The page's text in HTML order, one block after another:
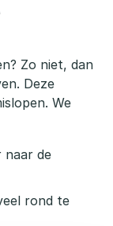
Zo niet, dan
Deze
We
naar de
rond te